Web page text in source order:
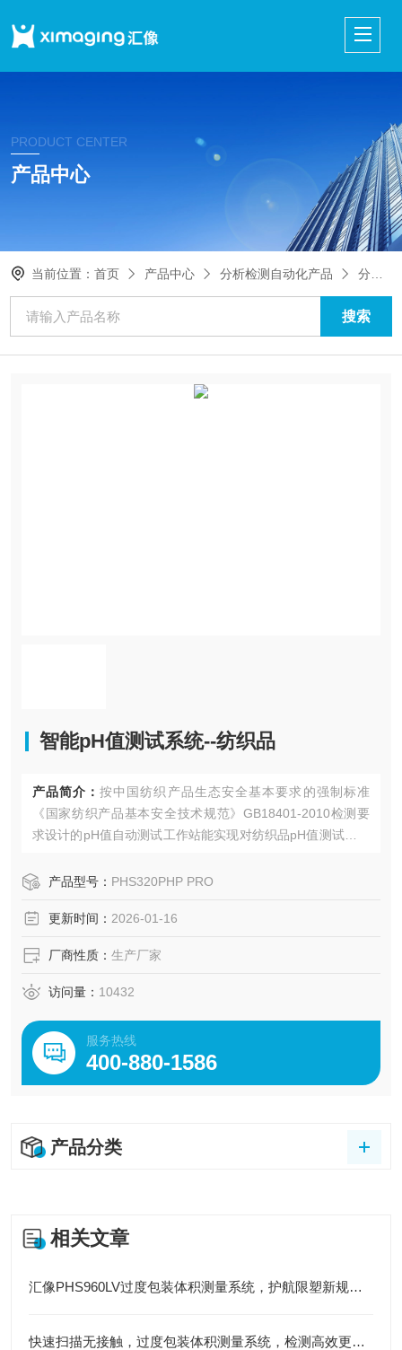
PRODUCT CENTER
产品中心
当前位置：首页 产品中心 分析检测自动化产品 分析化学自动化仪器设备
智能pH值测试系统--纺织品
产品简介： 按中国纺织产品生态安全基本要求的强制标准
《国家纺织产品基本安全技术规范》GB18401-2010检测要
求设计的pH值自动测试工作站能实现对纺织品pH值测试项目
智能机器人、传感器等技术，全自动操作流程，自动完成溶
动力,提高工作效率，提升检验机构自动化水平，实现健康检
产品型号： PHS320PHP PRO
更新时间： 2026-01-16
厂商性质： 生产厂家
访问量： 10432
服务热线
400-880-1586
产品分类
相关文章
汇像PHS960LV过度包装体积测量系统，护航限塑新规落地
快速扫描无接触，过度包装体积测量系统，检测高效更省心